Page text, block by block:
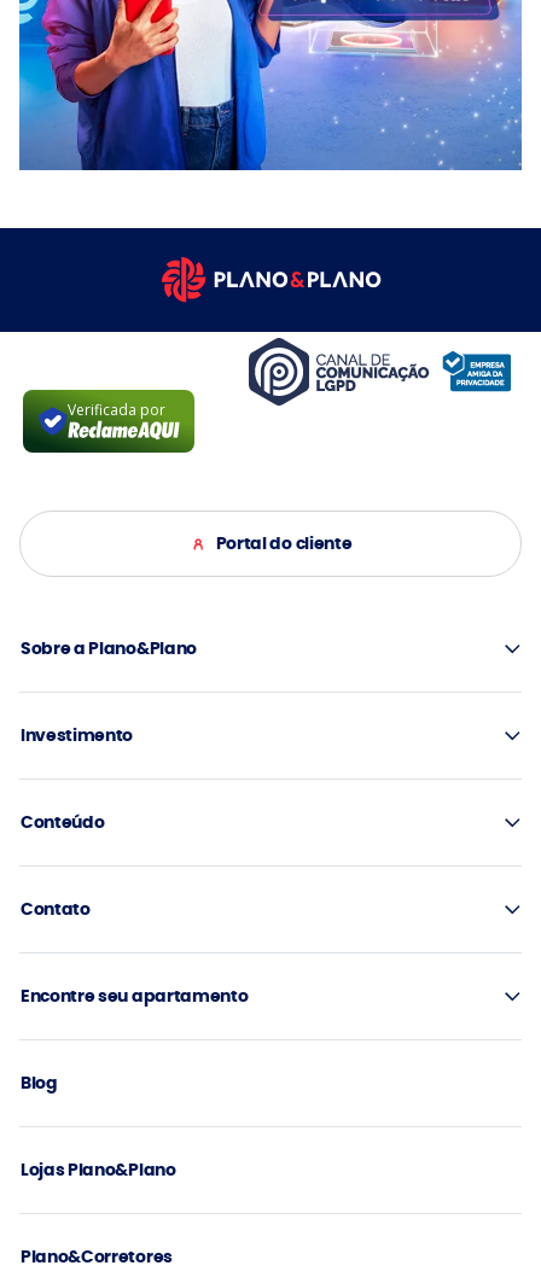
Verificada por
Portal do cliente
Sobre a Plano&Plano
Investimento
Conteúdo
Contato
Encontre seu apartamento
Blog
Lojas Plano&Plano
Plano&Corretores